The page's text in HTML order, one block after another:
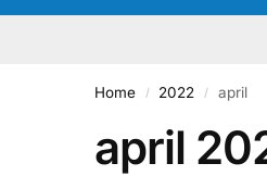
Home / 2022 / april
april